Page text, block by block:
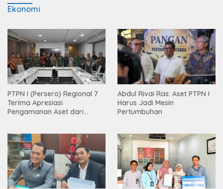
Ekonomi
PTPN I (Persero) Regional 7
Terima Apresiasi
Pengamanan Aset dari
Abdul Rivai Ras: Aset PTPN I
Harus Jadi Mesin
Pertumbuhan